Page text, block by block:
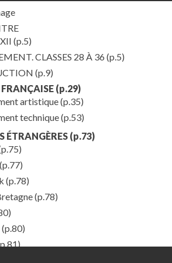
(p.5)
CLASSES 28 À 36 (p.5)
(p.9)
(p.29)
artistique(p.35)
technique(p.53)
ÉTRANGÈRES (p.73)
(p.77)
(p.78)
(p.78)
(p.80)